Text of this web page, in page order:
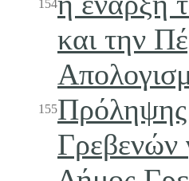
154
και την
155
Γρεβενών